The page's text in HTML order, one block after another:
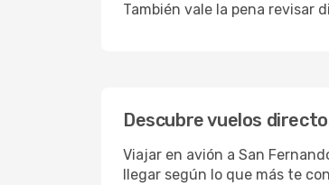
También vale la pena revisar
Descubre vuelos
Viajar en avión a San
llegar según lo que más te